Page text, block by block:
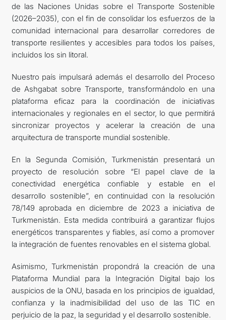
de las Naciones Unidas sobre el Transporte Sostenible
(2026–2035), con el fin de consolidar los esfuerzos de la
comunidad internacional para desarrollar corredores de
transporte resilientes y accesibles para todos los países,
incluidos los sin litoral.
Nuestro país impulsará además el desarrollo del Proceso
de Ashgabat sobre Transporte, transformándolo en una
plataforma eficaz para la coordinación de iniciativas
internacionales y regionales en el sector, lo que permitirá
sincronizar proyectos y acelerar la creación de una
arquitectura de transporte mundial sostenible.
En la Segunda Comisión, Turkmenistán presentará un
proyecto de resolución sobre “El papel clave de la
conectividad energética confiable y estable en el
desarrollo sostenible”, en continuidad con la resolución
78/149 aprobada en diciembre de 2023 a iniciativa de
Turkmenistán. Esta medida contribuirá a garantizar flujos
energéticos transparentes y fiables, así como a promover
la integración de fuentes renovables en el sistema global.
Asimismo, Turkmenistán propondrá la creación de una
Plataforma Mundial para la Integración Digital bajo los
auspicios de la ONU, basada en los principios de igualdad,
confianza y la inadmisibilidad del uso de las TIC en
perjuicio de la paz, la seguridad y el desarrollo sostenible.